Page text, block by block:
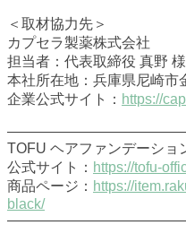
＜取材協力先＞
カプセラ製薬株式会社
担当者：代表取締役 真野 様
本社所在地：兵庫県尼崎市
企業公式サイト： https://
TOFU ヘアファンデーショ
公式サイト： https://tofu-
商品ページ： https://
black/